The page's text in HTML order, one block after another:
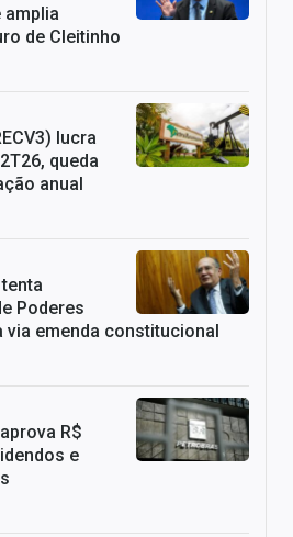
amplia
de Cleitinho
lucra
queda
anual
Poderes
via emenda constitucional
R$
e